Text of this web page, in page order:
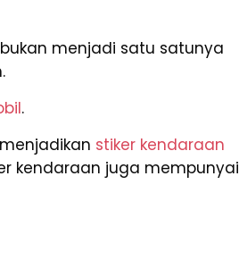
menjadi satu satunya
.
stiker kendaraan
kendaraan juga mempunyai